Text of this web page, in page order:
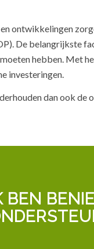
ontwikkelingen
De belangrijkste
hebben. Met
investeringen.
dan ook
BEN